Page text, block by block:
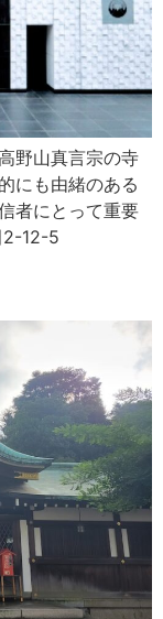
野山真言宗の寺
にも由緒のある
者にとって重要
2-12-5